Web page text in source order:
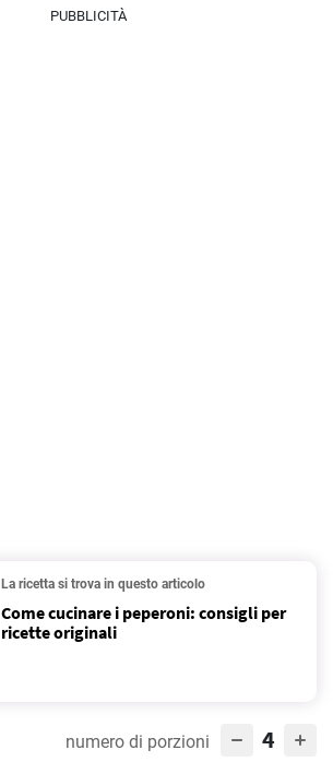
PUBBLICITÀ
La ricetta si trova in questo articolo
Come cucinare i peperoni: consigli per
ricette originali
numero di porzioni 4